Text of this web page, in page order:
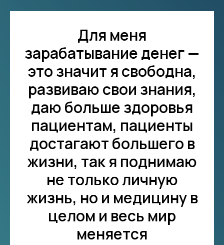
Для меня
зарабатывание денег —
это значит я свободна,
развиваю свои знания,
даю больше здоровья
пациентам, пациенты
достагают большего в
жизни, так я поднимаю
не только личную
жизнь, но и медицину в
целом и весь мир
меняется